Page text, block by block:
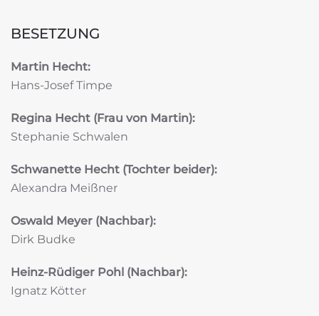
BESETZUNG
Martin Hecht:
Hans-Josef Timpe
Regina Hecht (Frau von Martin):
Stephanie Schwalen
Schwanette Hecht (Tochter beider):
Alexandra Meißner
Oswald Meyer (Nachbar):
Dirk Budke
Heinz-Rüdiger Pohl (Nachbar):
Ignatz Kötter